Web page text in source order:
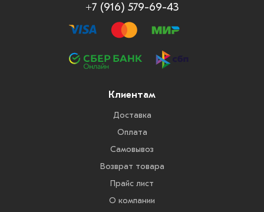
+7 (916) 579-69-43
Клиентам
Доставка
Оплата
Самовывоз
Возврат товара
Прайс лист
О компании